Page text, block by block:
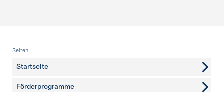
Fusszeile
Seiten
Startseite
Förderprogramme